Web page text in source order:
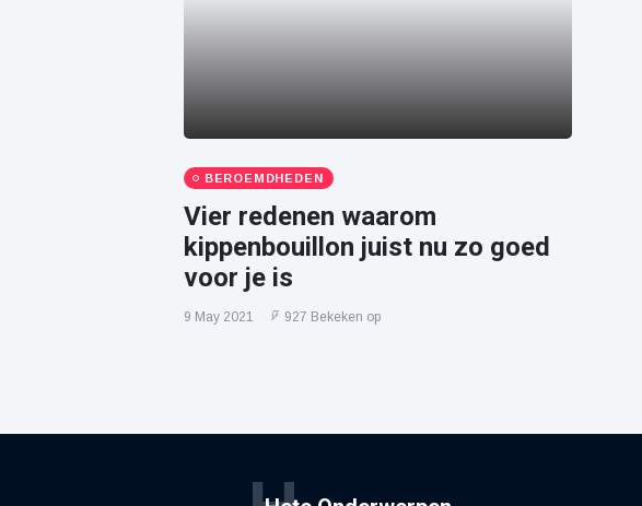
BEROEMDHEDEN
Vier redenen waarom
kippenbouillon juist nu zo goed
voor je is
9 May 2021 927 Bekeken op